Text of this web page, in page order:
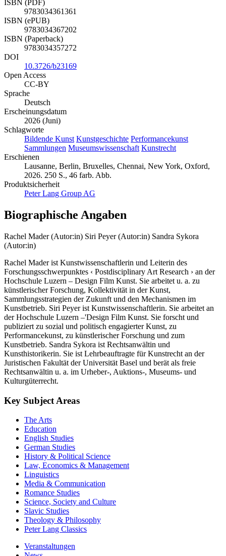
ISBN (PDF)
9783034361361
ISBN (ePUB)
9783034367202
ISBN (Paperback)
9783034357272
DOI
10.3726/b23169
Open Access
CC-BY
Sprache
Deutsch
Erscheinungsdatum
2026 (Juni)
Schlagworte
Bildende Kunst Kunstgeschichte Performancekunst
Sammlungen Museumswissenschaft Kunstrecht
Erschienen
Lausanne, Berlin, Bruxelles, Chennai, New York, Oxford,
2026. 250 S., 46 farb. Abb.
Produktsicherheit
Peter Lang Group AG
Biographische Angaben
Rachel Mader (Autor:in) Siri Peyer (Autor:in) Sandra Sykora
(Autor:in)
Rachel Mader ist Kunstwissenschaftlerin und Leiterin des
Forschungsschwerpunktes ‹ Postdisciplinary Art Research › an der
Hochschule Luzern – Design Film Kunst. Sie arbeitet u. a. zu
künstlerischer Forschung, Kollektivität in der Kunst,
Sammlungsstrategien der Zukunft und den Mechanismen im
Kunstbetrieb. Siri Peyer ist Kunstwissenschaftlerin. Sie arbeitet an
der Hochschule Luzern –'Design Film Kunst. Sie forscht und
publiziert zu sozial und politisch engagierter Kunst, zu
Performancekunst, zu künstlerischer Forschung und zum
Kunstbetrieb. Sandra Sykora ist Rechtsanwältin und
Kunsthistorikerin. Sie ist Lehrbeauftragte für Kunstrecht an der
Juristischen Fakultät der Universität Basel und berät als freie
Rechtsanwältin u. a. im Urheber-, Auktions-, Museums- und
Kulturgüterrecht.
Key Subject Areas
The Arts
Education
English Studies
German Studies
History & Political Science
Law, Economics & Management
Linguistics
Media & Communication
Romance Studies
Science, Society and Culture
Slavic Studies
Theology & Philosophy
Peter Lang Classics
Veranstaltungen